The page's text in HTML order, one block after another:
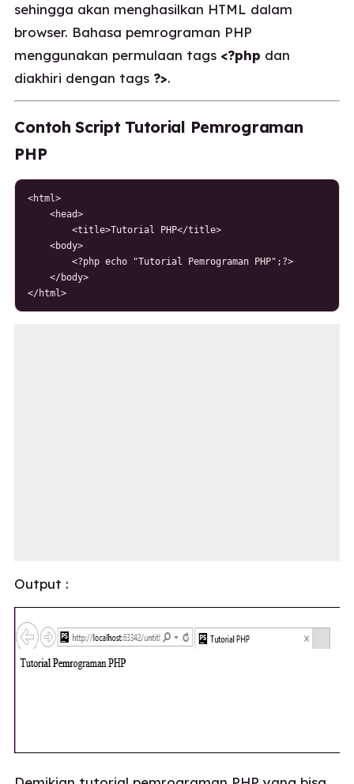
sehingga akan menghasilkan HTML dalam
browser. Bahasa pemrograman PHP
menggunakan permulaan tags <?php dan
diakhiri dengan tags ?>.
Contoh Script Tutorial Pemrograman
PHP
<html>
    <head>
        <title>Tutorial PHP</title>
    <body>
        <?php echo "Tutorial Pemrograman PHP";?>
    </body>
</html>
Output :